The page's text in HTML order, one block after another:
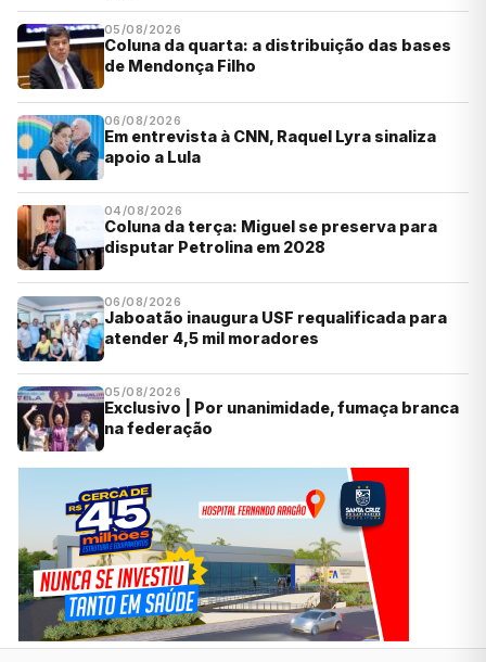
05/08/2026
Coluna da quarta: a distribuição das bases
de Mendonça Filho
06/08/2026
Em entrevista à CNN, Raquel Lyra sinaliza
apoio a Lula
04/08/2026
Coluna da terça: Miguel se preserva para
disputar Petrolina em 2028
06/08/2026
Jaboatão inaugura USF requalificada para
atender 4,5 mil moradores
05/08/2026
Exclusivo | Por unanimidade, fumaça branca
na federação